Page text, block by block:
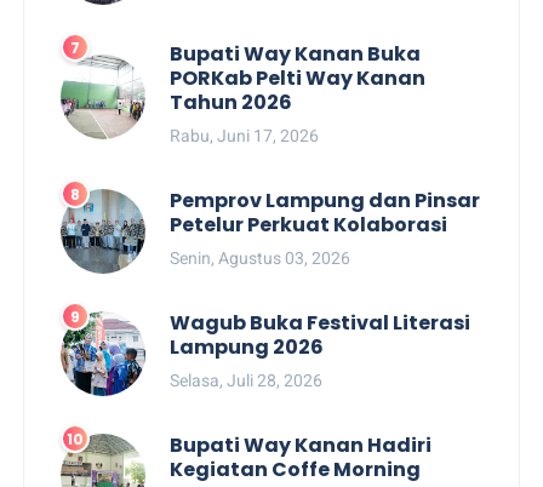
Bupati Way Kanan Buka
PORKab Pelti Way Kanan
Tahun 2026
Rabu, Juni 17, 2026
Pemprov Lampung dan Pinsar
Petelur Perkuat Kolaborasi
Senin, Agustus 03, 2026
Wagub Buka Festival Literasi
Lampung 2026
Selasa, Juli 28, 2026
Bupati Way Kanan Hadiri
Kegiatan Coffe Morning